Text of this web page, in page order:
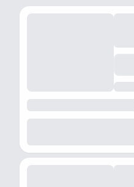
Ofertas
buenocar_veiculos